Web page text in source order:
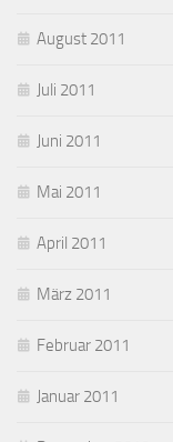
August 2011
Juli 2011
Juni 2011
Mai 2011
April 2011
März 2011
Februar 2011
Januar 2011